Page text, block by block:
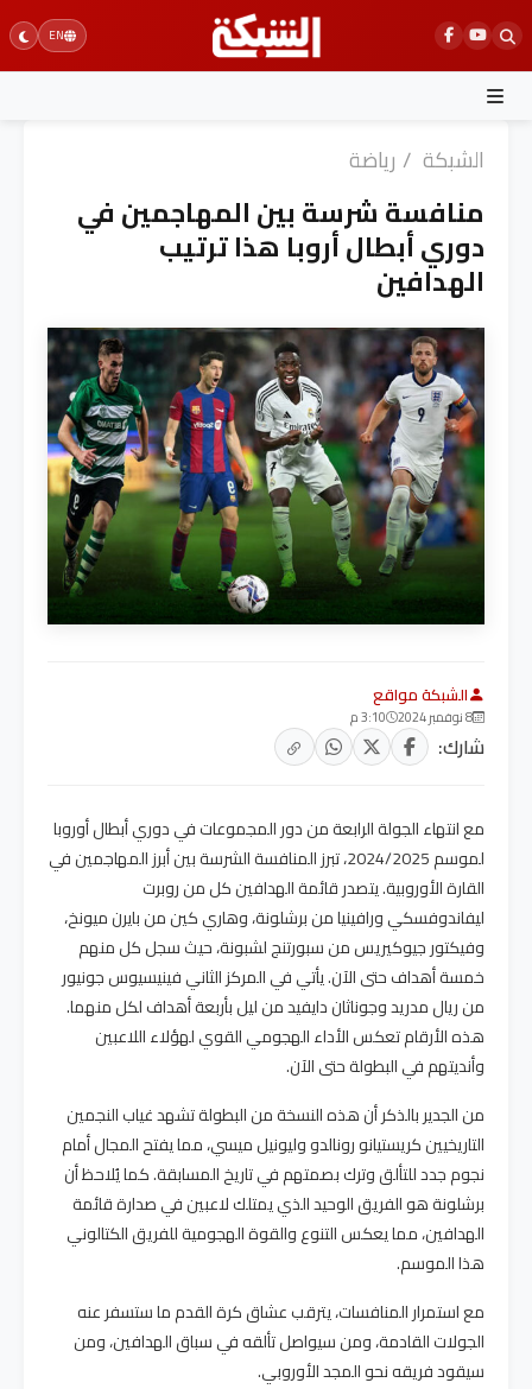
Skip
to
content
EN
الشبكة / رياضة
منافسة شرسة بين المهاجمين في
دوري أبطال أروبا هذا ترتيب
الهدافين
الشبكة مواقع
8 نوفمبر 2024 3:10 م
شارك:
مع انتهاء الجولة الرابعة من دور المجموعات في دوري أبطال أوروبا
لموسم 2024/2025، تبرز المنافسة الشرسة بين أبرز المهاجمين في
القارة الأوروبية. يتصدر قائمة الهدافين كل من روبرت
ليفاندوفسكي ورافينيا من برشلونة، وهاري كين من بايرن ميونخ،
وفيكتور جيوكيريس من سبورتنج لشبونة، حيث سجل كل منهم
خمسة أهداف حتى الآن. يأتي في المركز الثاني فينيسيوس جونيور
من ريال مدريد وجوناثان دايفيد من ليل بأربعة أهداف لكل منهما.
هذه الأرقام تعكس الأداء الهجومي القوي لهؤلاء اللاعبين
وأنديتهم في البطولة حتى الآن.
من الجدير بالذكر أن هذه النسخة من البطولة تشهد غياب النجمين
التاريخيين كريستيانو رونالدو وليونيل ميسي، مما يفتح المجال أمام
نجوم جدد للتألق وترك بصمتهم في تاريخ المسابقة. كما يُلاحظ أن
برشلونة هو الفريق الوحيد الذي يمتلك لاعبين في صدارة قائمة
الهدافين، مما يعكس التنوع والقوة الهجومية للفريق الكتالوني
هذا الموسم.
مع استمرار المنافسات، يترقب عشاق كرة القدم ما ستسفر عنه
الجولات القادمة، ومن سيواصل تألقه في سباق الهدافين، ومن
سيقود فريقه نحو المجد الأوروبي.